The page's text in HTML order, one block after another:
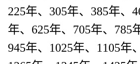
225年、305年、385年、
年、625年、705年、785
945年、1025年、1105年